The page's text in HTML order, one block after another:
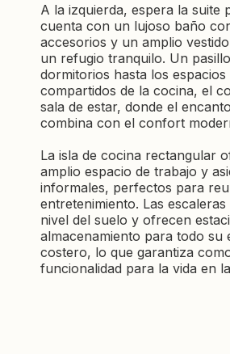
A la izquierda, espera la suite
cuenta con un lujoso baño
accesorios y un amplio
un refugio tranquilo. Un
dormitorios hasta los espacios
compartidos de la cocina, el
sala de estar, donde el
combina con el confort
La isla de cocina rectangular
amplio espacio de trabajo y
informales, perfectos para
entretenimiento. Las
nivel del suelo y ofrecen
almacenamiento para todo su
costero, lo que garantiza
funcionalidad para la vida en